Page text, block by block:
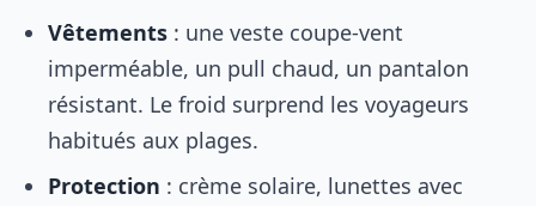
Vêtements : une veste coupe-vent
imperméable, un pull chaud, un pantalon
résistant. Le froid surprend les voyageurs
habitués aux plages.
Protection : crème solaire, lunettes avec